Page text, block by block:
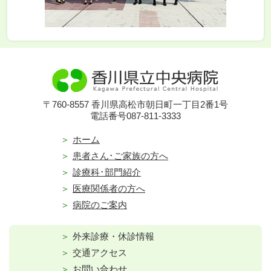
〒760-8557 香川県高松市朝日町一丁目2番1号
電話番号087-811-3333
ホーム
患者さん･ご家族の方へ
診療科･部門紹介
医療関係者の方へ
病院のご案内
外来診療・休診情報
交通アクセス
お問い合わせ